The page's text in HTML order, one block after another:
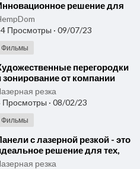
решение для
здорового
жизни.
Просмотры · 09/07/23
Фильмы
перегородки
зонирование от компании
- это
решение
резка
Просмотры · 08/02/23
Фильмы
с лазерной резкой - это
решение для тех,
ценит индивидуальность!
резка